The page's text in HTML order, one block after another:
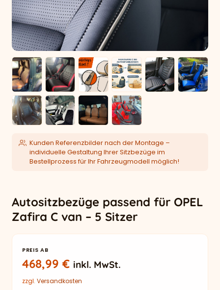
Kunden Referenzbilder nach der Montage –
individuelle Gestaltung Ihrer Sitzbezüge im
Bestellprozess für Ihr Fahrzeugmodell möglich!
Autositzbezüge passend für OPEL
Zafira C van – 5 Sitzer
PREIS AB
468,99€ inkl. MwSt.
zzgl. Versandkosten